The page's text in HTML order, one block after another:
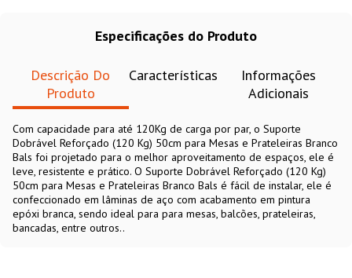
confeccionado em lâminas de aço com acabamento em pintura
bancadas, entre outros.
Especificações do Produto
Descrição Do
Produto
Características
Informações
Adicionais
Com capacidade para até 120Kg de carga por par, o Suporte
Dobrável Reforçado (120 Kg) 50cm para Mesas e Prateleiras Branco
Bals foi projetado para o melhor aproveitamento de espaços, ele é
leve, resistente e prático. O Suporte Dobrável Reforçado (120 Kg)
50cm para Mesas e Prateleiras Branco Bals é fácil de instalar, ele é
confeccionado em lâminas de aço com acabamento em pintura
epóxi branca, sendo ideal para para mesas, balcões, prateleiras,
bancadas, entre outros..